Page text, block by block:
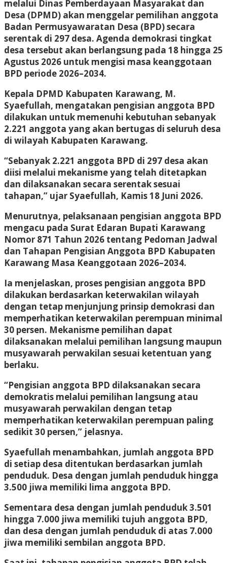
melalui Dinas Pemberdayaan Masyarakat dan
Desa (DPMD) akan menggelar pemilihan anggota
Badan Permusyawaratan Desa (BPD) secara
serentak di 297 desa. Agenda demokrasi tingkat
desa tersebut akan berlangsung pada 18 hingga 25
Agustus 2026 untuk mengisi masa keanggotaan
BPD periode 2026–2034.
Kepala DPMD Kabupaten Karawang, M.
Syaefullah, mengatakan pengisian anggota BPD
dilakukan untuk memenuhi kebutuhan sebanyak
2.221 anggota yang akan bertugas di seluruh desa
di wilayah Kabupaten Karawang.
“Sebanyak 2.221 anggota BPD di 297 desa akan
diisi melalui mekanisme yang telah ditetapkan
dan dilaksanakan secara serentak sesuai
tahapan,” ujar Syaefullah, Kamis 18 Juni 2026.
Menurutnya, pelaksanaan pengisian anggota BPD
mengacu pada Surat Edaran Bupati Karawang
Nomor 871 Tahun 2026 tentang Pedoman Jadwal
dan Tahapan Pengisian Anggota BPD Kabupaten
Karawang Masa Keanggotaan 2026–2034.
Ia menjelaskan, proses pengisian anggota BPD
dilakukan berdasarkan keterwakilan wilayah
dengan tetap menjunjung prinsip demokrasi dan
memperhatikan keterwakilan perempuan minimal
30 persen. Mekanisme pemilihan dapat
dilaksanakan melalui pemilihan langsung maupun
musyawarah perwakilan sesuai ketentuan yang
berlaku.
“Pengisian anggota BPD dilaksanakan secara
demokratis melalui pemilihan langsung atau
musyawarah perwakilan dengan tetap
memperhatikan keterwakilan perempuan paling
sedikit 30 persen,” jelasnya.
Syaefullah menambahkan, jumlah anggota BPD
di setiap desa ditentukan berdasarkan jumlah
penduduk. Desa dengan jumlah penduduk hingga
3.500 jiwa memiliki lima anggota BPD.
Sementara desa dengan jumlah penduduk 3.501
hingga 7.000 jiwa memiliki tujuh anggota BPD,
dan desa dengan jumlah penduduk di atas 7.000
jiwa memiliki sembilan anggota BPD.